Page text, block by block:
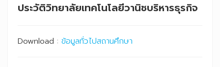
ประวัติวิทยาลัยเทคโนโลยีวานิชบริหารธุรกิจ
Download : ข้อมูลทั่วไปสถานศึกษา